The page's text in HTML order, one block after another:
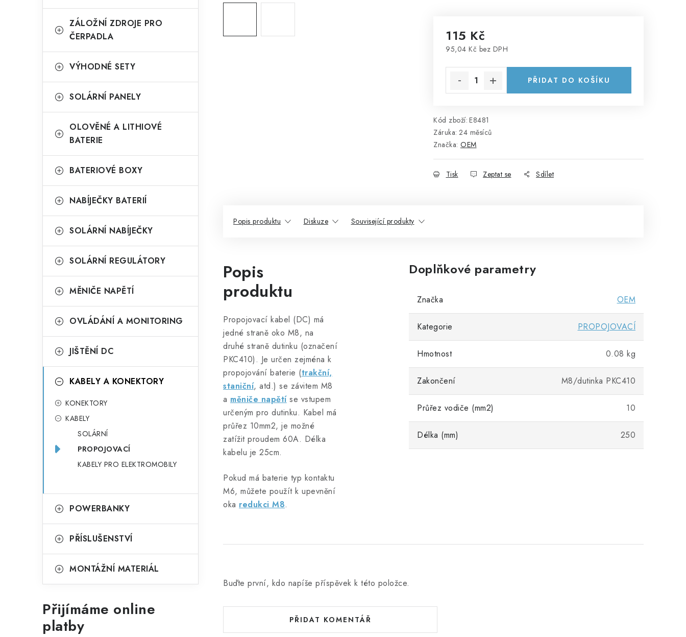
í
a
e
l
ZÁLOŽNÍ ZDROJE PRO
ČERPADLA
VÝHODNÉ SETY
SOLÁRNÍ PANELY
OLOVĚNÉ A LITHIOVÉ
BATERIE
BATERIOVÉ BOXY
NABÍJEČKY BATERIÍ
SOLÁRNÍ NABÍJEČKY
SOLÁRNÍ REGULÁTORY
MĚNIČE NAPĚTÍ
OVLÁDÁNÍ A MONITORING
JIŠTĚNÍ DC
KABELY A KONEKTORY
KONEKTORY
KABELY
SOLÁRNÍ
PROPOJOVACÍ
KABELY PRO ELEKTROMOBILY
POWERBANKY
PŘÍSLUŠENSTVÍ
MONTÁŽNÍ MATERIÁL
Přijímáme online
platby
115 Kč
95,04 Kč bez DPH
PŘIDAT DO KOŠÍKU
Kód zboží: E8481
Záruka: 24 měsíců
Značka: OEM
Tisk Zeptat se Sdílet
Popis produktu Diskuze Související produkty
Popis
produktu
Propojovací kabel (DC) má
jedné straně oko M8, na
druhé straně dutinku (označení
PKC410). Je určen zejména k
propojování baterie (trakční,
staniční, atd.) se závitem M8
a měniče napětíse vstupem
určeným pro dutinku. Kabel má
průřez 10mm2, je možné
zatížit proudem 60A. Délka
kabelu je 25cm.
Pokud má baterie typ kontaktu
M6, můžete použít k upevnění
oka redukci M8.
Doplňkové parametry
Značka OEM
Kategorie PROPOJOVACÍ
Hmotnost 0.08 kg
Zakončení M8/dutinka PKC410
Průřez vodiče (mm2) 10
Délka (mm) 250
Buďte první, kdo napíše příspěvek k této položce.
PŘIDAT KOMENTÁŘ